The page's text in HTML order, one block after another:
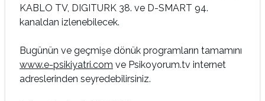
KABLO TV, DIGITURK 38. ve D-SMART 94.
kanaldan izlenebilecek.
Bugünün ve geçmişe dönük programların tamamını
www.e-psikiyatri.com ve Psikoyorum.tv internet
adreslerinden seyredebilirsiniz.